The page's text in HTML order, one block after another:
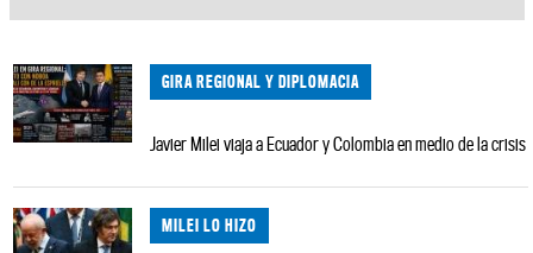
GIRA REGIONAL Y DIPLOMACIA
Javier Milei viaja a Ecuador y Colombia en medio de la crisis
MILEI LO HIZO